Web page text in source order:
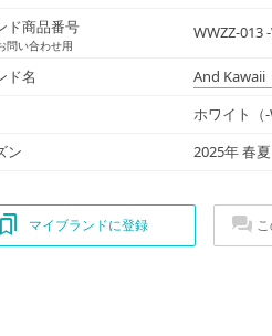
ド商品番号
問い合わせ用
WWZZ-013
ド名 And Kawaii
ホワイト（-
ン
2025年 春夏
マイブランドに登録